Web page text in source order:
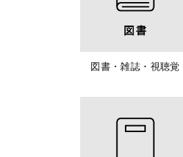
図書・雑誌・視聴覚